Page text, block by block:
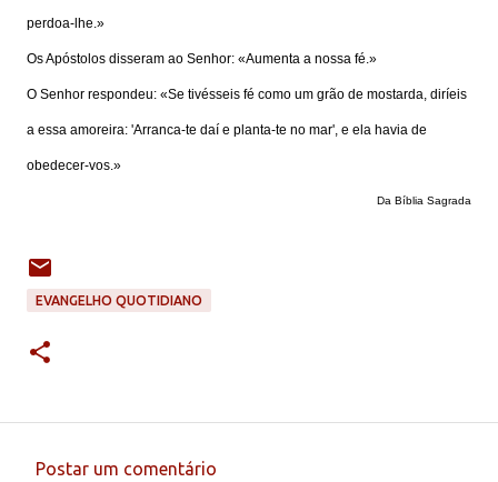
perdoa-lhe.»
Os Apóstolos disseram ao Senhor: «Aumenta a nossa fé.»
O Senhor respondeu: «Se tivésseis fé como um grão de mostarda, diríeis
a essa amoreira: 'Arranca-te daí e planta-te no mar', e ela havia de
obedecer-vos.»
Da Bíblia Sagrada
EVANGELHO QUOTIDIANO
Postar um comentário